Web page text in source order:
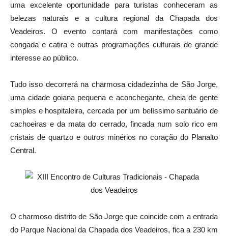
uma excelente oportunidade para turistas conheceram as
belezas naturais e a cultura regional da Chapada dos
Veadeiros. O evento contará com manifestações como
congada e catira e outras programações culturais de grande
interesse ao público.
Tudo isso decorrerá na charmosa cidadezinha de São Jorge,
uma cidade goiana pequena e aconchegante, cheia de gente
simples e hospitaleira, cercada por um belíssimo santuário de
cachoeiras e da mata do cerrado, fincada num solo rico em
cristais de quartzo e outros minérios no coração do Planalto
Central.
O charmoso distrito de São Jorge que coincide com a entrada
do Parque Nacional da Chapada dos Veadeiros, fica a 230 km